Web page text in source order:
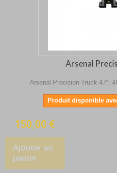
Arsenal
Arsenal Precision Truck 47°,
Produit disponible
150,00 €
Ajouter au
panier